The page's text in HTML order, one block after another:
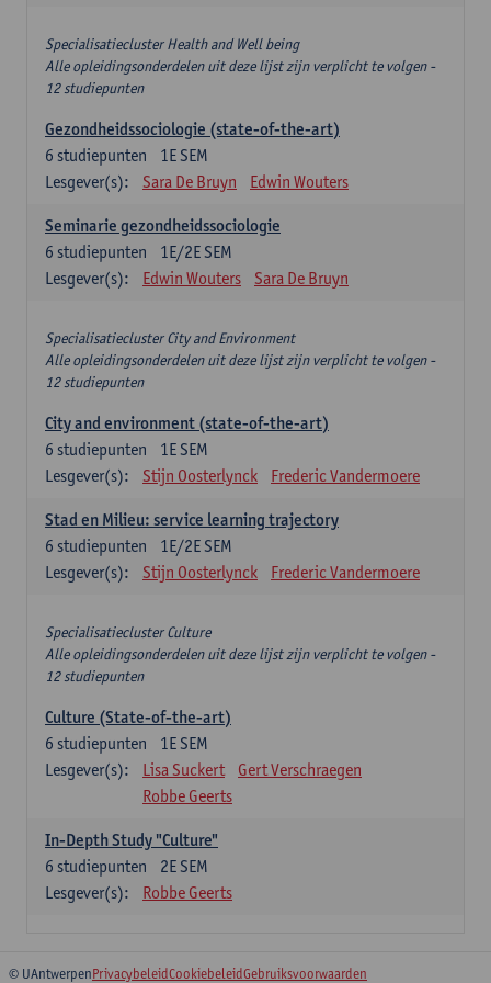
Specialisatiecluster Health and Well being
Alle opleidingsonderdelen uit deze lijst zijn verplicht te volgen -
12 studiepunten
Gezondheidssociologie (state-of-the-art)
1E SEM
6 studiepunten
Lesgever(s):
Sara De Bruyn Edwin Wouters
Seminarie gezondheidssociologie
1E/2E SEM
6 studiepunten
Lesgever(s):
Edwin Wouters Sara De Bruyn
Specialisatiecluster City and Environment
Alle opleidingsonderdelen uit deze lijst zijn verplicht te volgen -
12 studiepunten
City and environment (state-of-the-art)
1E SEM
6 studiepunten
Lesgever(s):
Stijn Oosterlynck Frederic Vandermoere
Stad en Milieu: service learning trajectory
1E/2E SEM
6 studiepunten
Lesgever(s):
Stijn Oosterlynck Frederic Vandermoere
Specialisatiecluster Culture
Alle opleidingsonderdelen uit deze lijst zijn verplicht te volgen -
12 studiepunten
Culture (State-of-the-art)
1E SEM
6 studiepunten
Lesgever(s):
Lisa Suckert
Gert Verschraegen
Robbe Geerts
In-Depth Study "Culture"
2E SEM
6 studiepunten
Lesgever(s):
Robbe Geerts
© UAntwerpenPrivacybeleidCookiebeleidGebruiksvoorwaarden